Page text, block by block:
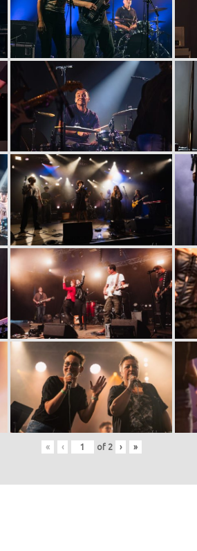
« ‹ of 2 › »